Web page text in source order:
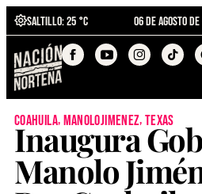
Saltillo: 25 °C 06 de agosto de
coahuila, manolojimenez,texas
Inaugura
Manolo